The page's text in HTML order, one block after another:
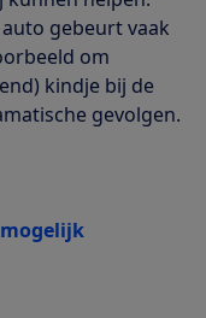
gebeurt vaak
om
kindje bij de
gevolgen.